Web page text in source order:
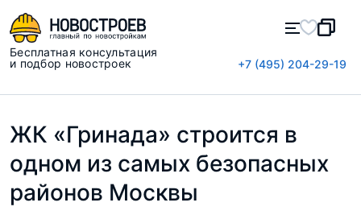
Бесплатная консультация
и подбор новостроек
+7 (495) 204-29-19
ЖК «Гринада» строится в
одном из самых безопасных
районов Москвы